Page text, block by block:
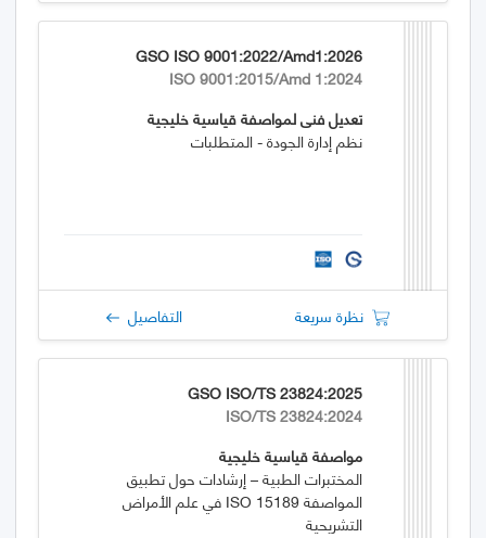
GSO ISO 9001:2022/Amd1:2026
ISO 9001:2015/Amd 1:2024
تعديل فني لمواصفة قياسية خليجية
نظم إدارة الجودة - المتطلبات
نظرة سريعة التفاصيل
GSO ISO/TS 23824:2025
ISO/TS 23824:2024
مواصفة قياسية خليجية
المختبرات الطبية – إرشادات حول تطبيق
المواصفة ISO 15189 في علم الأمراض
التشريحية